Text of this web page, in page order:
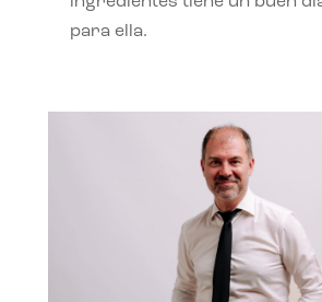
para ella.